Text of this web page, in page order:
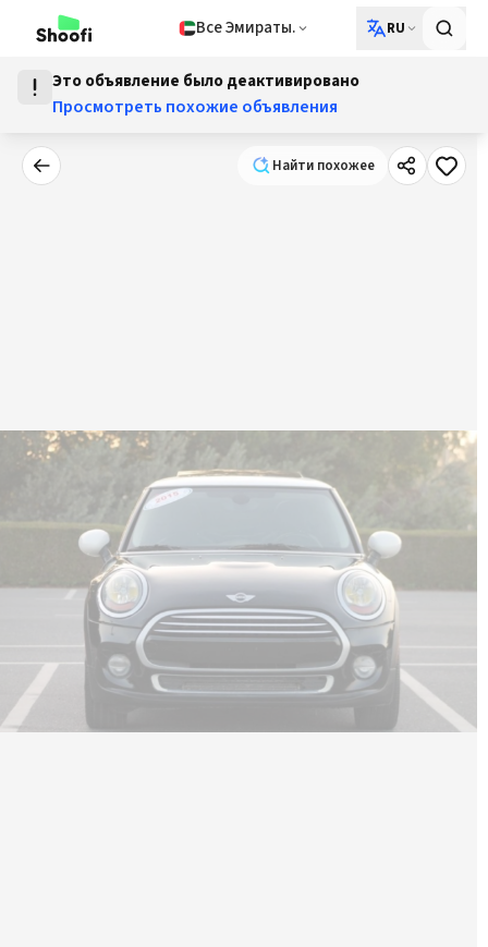
Все Эмираты. RU
Это объявление было деактивировано
Просмотреть похожие объявления
Найти похожееНайти похожее